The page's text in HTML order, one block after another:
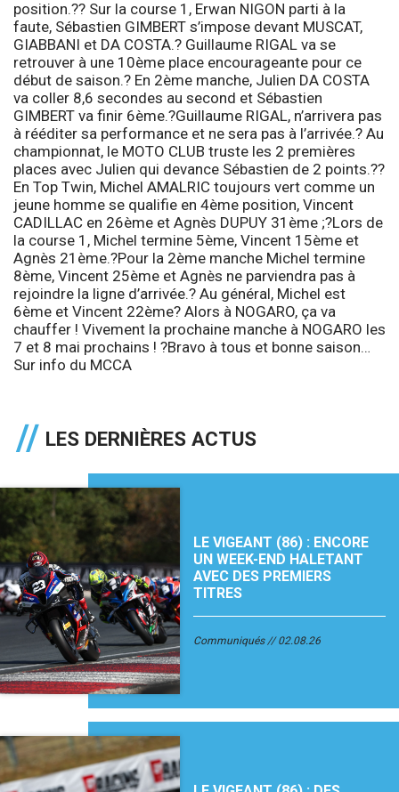
position.?? Sur la course 1, Erwan NIGON parti à la
faute, Sébastien GIMBERT s’impose devant MUSCAT,
GIABBANI et DA COSTA.? Guillaume RIGAL va se
retrouver à une 10ème place encourageante pour ce
début de saison.? En 2ème manche, Julien DA COSTA
va coller 8,6 secondes au second et Sébastien
GIMBERT va finir 6ème.?Guillaume RIGAL, n’arrivera pas
à rééditer sa performance et ne sera pas à l’arrivée.? Au
championnat, le MOTO CLUB truste les 2 premières
places avec Julien qui devance Sébastien de 2 points.??
En Top Twin, Michel AMALRIC toujours vert comme un
jeune homme se qualifie en 4ème position, Vincent
CADILLAC en 26ème et Agnès DUPUY 31ème ;?Lors de
la course 1, Michel termine 5ème, Vincent 15ème et
Agnès 21ème.?Pour la 2ème manche Michel termine
8ème, Vincent 25ème et Agnès ne parviendra pas à
rejoindre la ligne d’arrivée.? Au général, Michel est
6ème et Vincent 22ème? Alors à NOGARO, ça va
chauffer ! Vivement la prochaine manche à NOGARO les
7 et 8 mai prochains ! ?Bravo à tous et bonne saison…
Sur info du MCCA
LES DERNIÈRES ACTUS
LE VIGEANT (86) : ENCORE
UN WEEK-END HALETANT
AVEC DES PREMIERS
TITRES
Communiqués 02.08.26